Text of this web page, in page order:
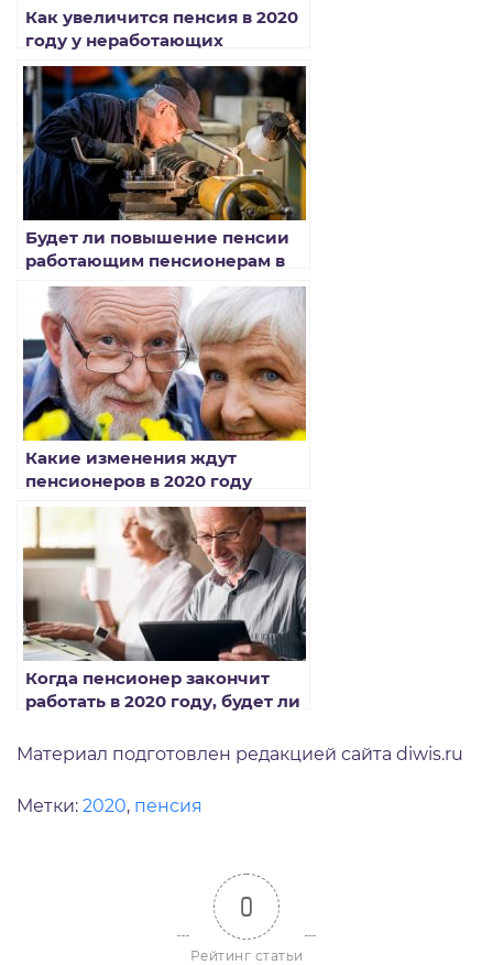
Как увеличится пенсия в 2020
году у неработающих
пенсионеров
Будет ли повышение пенсии
работающим пенсионерам в
2020 году
Какие изменения ждут
пенсионеров в 2020 году
Когда пенсионер закончит
работать в 2020 году, будет ли
Материал подготовлен редакцией сайта diwis.ru
Метки: 2020, пенсия
0
Рейтинг статьи